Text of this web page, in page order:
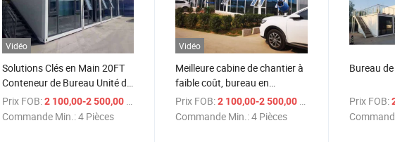
Vidéo
Solutions Clés en Main 20FT
Conteneur de Bureau Unité de
Bien-Être Portable
Prix FOB:2 100,00-2 500,00 $US
Commande Min.:4 Pièces
Vidéo
Meilleure cabine de chantier à
faible coût, bureau en
conteneur maritime
Prix FOB: 2 100,00-2 500,00 $US
Commande Min.:4 Pièces
Bureau
Prix FOB: